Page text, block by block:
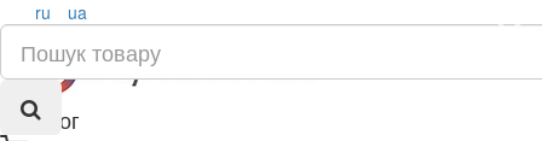
×
ru ua
Каталог